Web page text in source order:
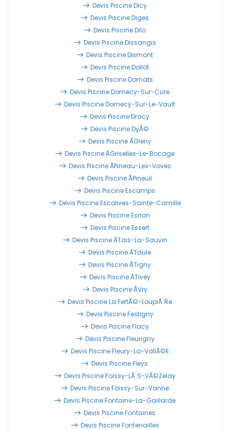
Devis Piscine Dicy
Devis Piscine Diges
Devis Piscine Dilo
Devis Piscine Dissangis
Devis Piscine Dixmont
Devis Piscine Dollot
Devis Piscine Domats
Devis Piscine Domecy-Sur-Cure
Devis Piscine Domecy-Sur-Le-Vault
Devis Piscine Dracy
Devis Piscine DyÃ©
Devis Piscine Ãgleny
Devis Piscine Ãgriselles-Le-Bocage
Devis Piscine Ãpineau-Les-Voves
Devis Piscine Ãpineuil
Devis Piscine Escamps
Devis Piscine Escolives-Sainte-Camille
Devis Piscine Esnon
Devis Piscine Essert
Devis Piscine Ãtais-La-Sauvin
Devis Piscine Ãtaule
Devis Piscine Ãtigny
Devis Piscine Ãtivey
Devis Piscine Ãvry
Devis Piscine La FertÃ©-LoupiÃ¨re
Devis Piscine Festigny
Devis Piscine Flacy
Devis Piscine Fleurigny
Devis Piscine Fleury-La-VallÃ©e
Devis Piscine Fleys
Devis Piscine Foissy-LÃ¨s-VÃ©zelay
Devis Piscine Foissy-Sur-Vanne
Devis Piscine Fontaine-La-Gaillarde
Devis Piscine Fontaines
Devis Piscine Fontenailles